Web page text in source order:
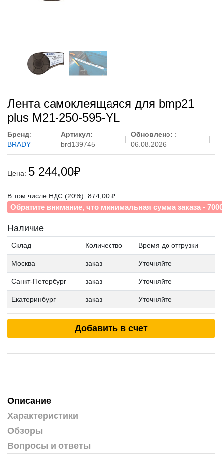
Лента самоклеящаяся для bmp21
plus M21-250-595-YL
Бренд:
BRADY
Артикул:
brd139745
Обновлено: :
06.08.2026
Цена: 5 244,00₽
В том числе НДС (20%): 874,00 ₽
Обратите внимание, что минимальная сумма заказа -
Наличие
Склад Количество Время до отгрузки
Москва заказ Уточняйте
Санкт-Петербург заказ Уточняйте
Екатеринбург заказ Уточняйте
Добавить в счет
Описание
Характеристики
Обзоры
Вопросы и ответы